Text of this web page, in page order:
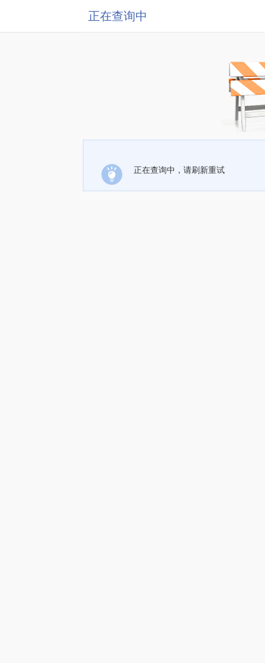
正在查询中
正在查询中，请刷新重试